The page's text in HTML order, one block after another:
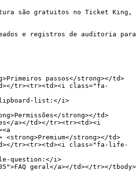
são gratuitos no Ticket King,
e registros de auditoria para
passos</strong></td>
tr><tr><td><i class="fa-
list:</i>
strong></td>
a></td></tr><tr><td><i
<strong>Premium</strong></td>
td></tr><tr><td><i class="fa-life-
question:</i>
geral</a></td></tr></tbody>